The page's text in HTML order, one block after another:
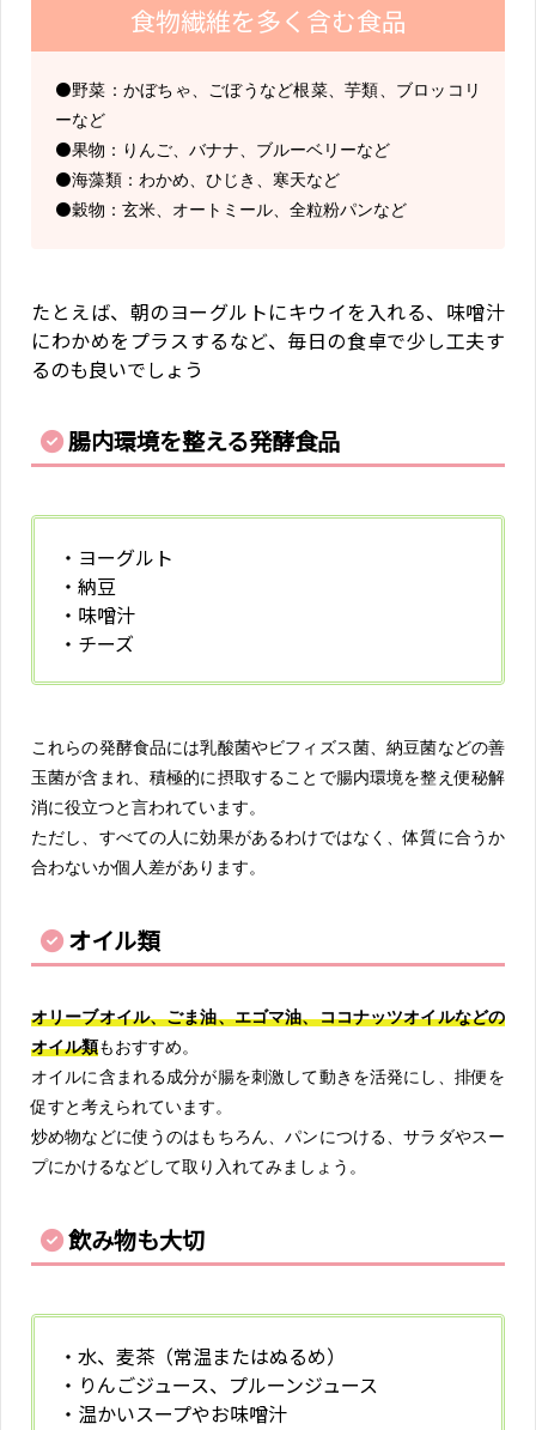
食物繊維を多く含む食品
⚫️野菜：かぼちゃ、ごぼうなど根菜、芋類、ブロッコリ
ーなど
⚫️果物：りんご、バナナ、ブルーベリーなど
⚫️海藻類：わかめ、ひじき、寒天など
⚫️穀物：玄米、オートミール、全粒粉パンなど
たとえば、朝のヨーグルトにキウイを入れる、味噌汁
にわかめをプラスするなど、毎日の食卓で少し工夫す
るのも良いでしょう
腸内環境を整える発酵食品
・ヨーグルト
・納豆
・味噌汁
・チーズ
これらの発酵食品には乳酸菌やビフィズス菌、納豆菌などの善
玉菌が含まれ、積極的に摂取することで腸内環境を整え便秘解
消に役立つと言われています。
ただし、すべての人に効果があるわけではなく、体質に合うか
合わないか個人差があります。
オイル類
オリーブオイル、ごま油、エゴマ油、ココナッツオイルなどの
オイル類もおすすめ。
オイルに含まれる成分が腸を刺激して動きを活発にし、排便を
促すと考えられています。
炒め物などに使うのはもちろん、パンにつける、サラダやスー
プにかけるなどして取り入れてみましょう。
飲み物も大切
・水、麦茶（常温またはぬるめ）
・りんごジュース、プルーンジュース
・温かいスープやお味噌汁